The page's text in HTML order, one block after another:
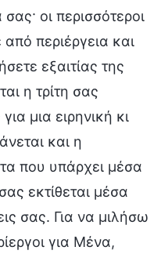
οι περισσότεροι
περιέργεια και
εξαιτίας της
η τρίτη σας
μια ειρηνική κι
και η
που υπάρχει μέσα
εκτίθεται μέσα
σας. Για να μιλήσω
για Μένα,